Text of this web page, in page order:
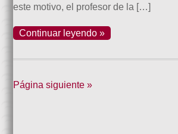
este motivo, el profesor de la […]
Continuar leyendo »
Página siguiente »